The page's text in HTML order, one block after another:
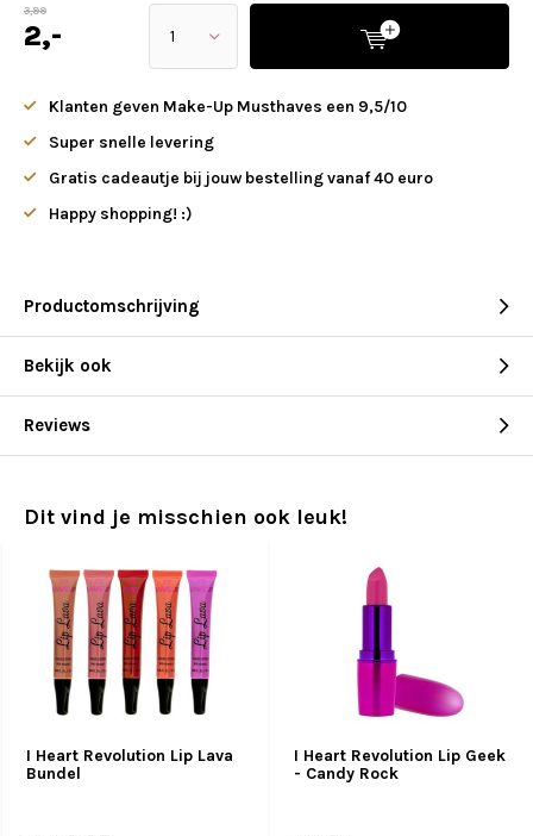
3,99
2,-
Klanten geven Make-Up Musthaves een 9,5/10
Super snelle levering
Gratis cadeautje bij jouw bestelling vanaf 40 euro
Happy shopping! :)
Productomschrijving
Bekijk ook
Reviews
Dit vind je misschien ook leuk!
I Heart Revolution Lip Lava
Bundel
I Heart Revolution Lip Geek
- Candy Rock